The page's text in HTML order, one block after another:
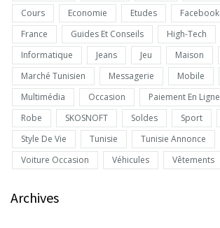
Cours
Economie Etudes Facebook
France
Guides Et Conseils High-Tech
Informatique
Jeans Jeu Maison
Marché Tunisien
Messagerie Mobile
Multimédia
Occasion Paiement En Ligne
Robe
SKOSNOFT Soldes Sport
Style De Vie
Tunisie
Tunisie Annonce
Voiture Occasion
Véhicules Vêtements
Archives